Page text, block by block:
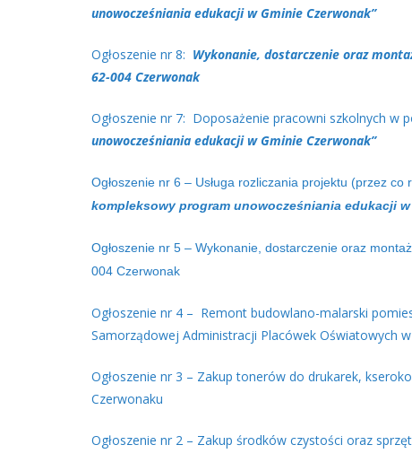
unowocześniania edukacji w Gminie Czerwonak”
Ogłoszenie nr 8: ​ Wykonanie, dostarczenie oraz
62-004 Czerwonak
Ogłoszenie nr 7: Doposażenie pracowni szkolnych w
unowocześniania edukacji w Gminie Czerwonak”
Ogłoszenie nr 6 – Usługa rozliczania projektu (przez
kompleksowy program unowocześniania edukacji w
Ogłoszenie nr 5 – Wykonanie, dostarczenie oraz
004 Czerwonak
Ogłoszenie nr 4 – Remont budowlano-malarski
Samorządowej Administracji Placówek Oświatowych
Ogłoszenie nr 3 – Zakup tonerów do drukarek,
Czerwonaku
Ogłoszenie nr 2 – Zakup środków czystości oraz